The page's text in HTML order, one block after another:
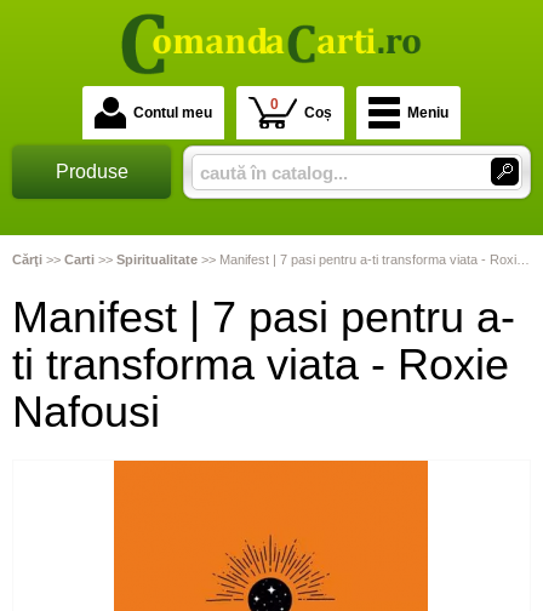
Contul meu 0 Coș Meniu
Produse
Cărţi >> Carti >> Spiritualitate >> Manifest | 7 pasi pentru a-ti transforma viata - Roxie Nafousi
Manifest | 7 pasi pentru a-
ti transforma viata - Roxie
Nafousi